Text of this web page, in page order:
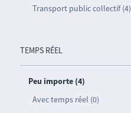
Transport public collectif (4)
TEMPS RÉEL
Peu importe (4)
Avec temps réel (0)